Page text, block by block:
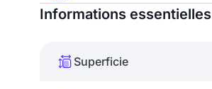
Informations essentielles
Superficie